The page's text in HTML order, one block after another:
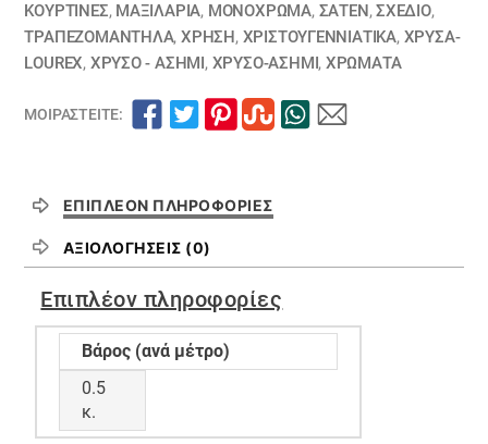
ΚΟΥΡΤΊΝΕΣ, ΜΑΞΙΛΆΡΙΑ, ΜΟΝΌΧΡΩΜΑ, ΣΑΤΈΝ,ΣΧΕΔΙΟ,
ΤΡΑΠΕΖΟΜΆΝΤΗΛΑ,ΧΡΗΣΗ, ΧΡΙΣΤΟΥΓΕΝΝΙΑΤΙΚΑ, ΧΡΥΣΆ-
LOUREX, ΧΡΥΣΟ - ΑΣΗΜΙ, ΧΡΥΣΟ-ΑΣΗΜΙ, ΧΡΏΜΑΤΑ
ΜΟΙΡΑΣΤΕΊΤΕ:
ΕΠΙΠΛΈΟΝ ΠΛΗΡΟΦΟΡΊΕΣ
ΑΞΙΟΛΟΓΉΣΕΙΣ (0)
Επιπλέον πληροφορίες
Βάρος (ανά μέτρο)
0.5
κ.